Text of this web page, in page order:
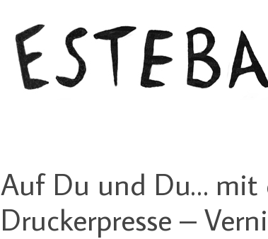
Auf Du und Du… mit
Druckerpresse –